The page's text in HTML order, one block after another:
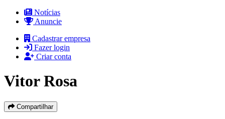
Notícias
Anuncie
Cadastrar empresa
Fazer login
Criar conta
Vitor Rosa
Compartilhar